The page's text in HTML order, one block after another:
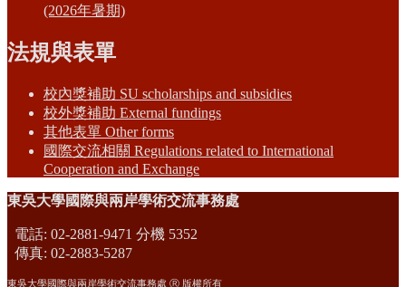
(2026年暑期)
法規與表單
校內獎補助 SU scholarships and subsidies
校外獎補助 External fundings
其他表單 Other forms
國際交流相關 Regulations related to International
Cooperation and Exchange
東吳大學國際與兩岸學術交流事務處
電話: 02-2881-9471 分機 5352
傳真: 02-2883-5287
東吳大學國際與兩岸學術交流事務處 Ⓡ 版權所有